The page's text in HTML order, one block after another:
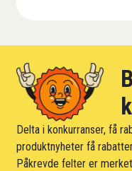
Delta i konkurranser, få
produktnyheter få
Påkrevde felter er